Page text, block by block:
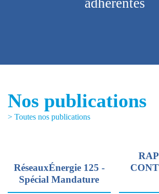
Nos publications
> Toutes nos publications
RéseauxÉnergie 125 -
Spécial Mandature